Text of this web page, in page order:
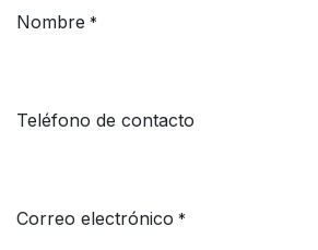
Nombre *
Teléfono de contacto
Correo electrónico *